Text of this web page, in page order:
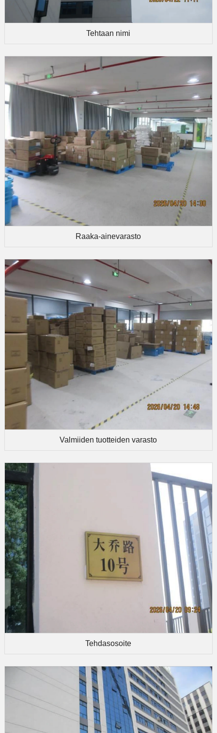
Tehtaan nimi
Raaka-ainevarasto
Valmiiden tuotteiden varasto
Tehdasosoite